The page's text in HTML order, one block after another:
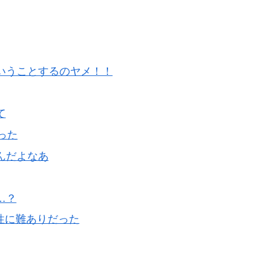
ことするのヤメ！！
た
だよなあ
？
難ありだった